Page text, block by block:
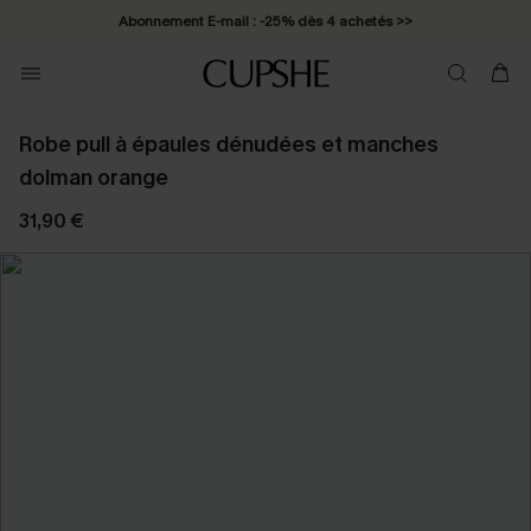
Abonnement E-mail : -25% dès 4 achetés >>
Robe pull à épaules dénudées et manches
dolman orange
31,90 €